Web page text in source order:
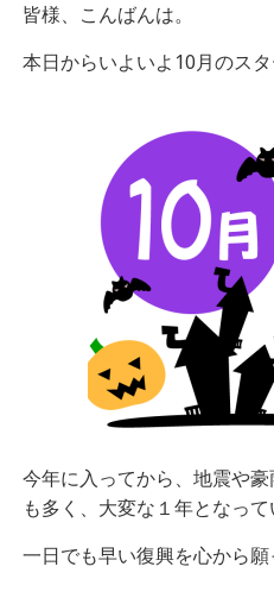
皆様、こんばんは。
本日からいよいよ10月のスタ
今年に入ってから、地震や
も多く、大変な１年となって
一日でも早い復興を心から願